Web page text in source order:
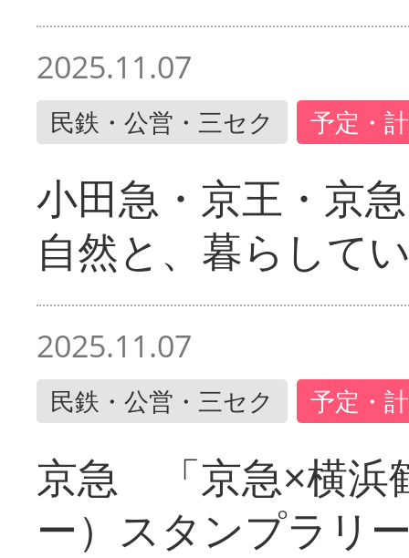
2025.11.07
民鉄・公営・三セク 予定・
小田急・京王・京
自然と、暮らして
2025.11.07
民鉄・公営・三セク 予定・
京急 「京急×横浜
ー）スタンプラリ